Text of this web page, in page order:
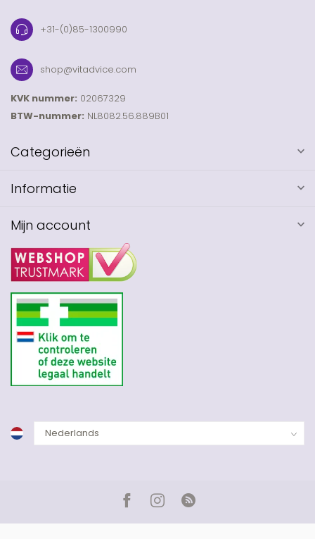
+31-(0)85-1300990
shop@vitadvice.com
KVK nummer: 02067329
BTW-nummer: NL8082.56.889B01
Categorieën
Informatie
Mijn account